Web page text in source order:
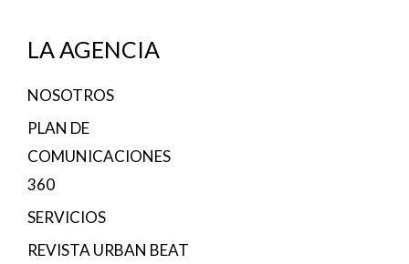
LA AGENCIA
NOSOTROS
PLAN DE
COMUNICACIONES
360
SERVICIOS
REVISTA URBAN BEAT